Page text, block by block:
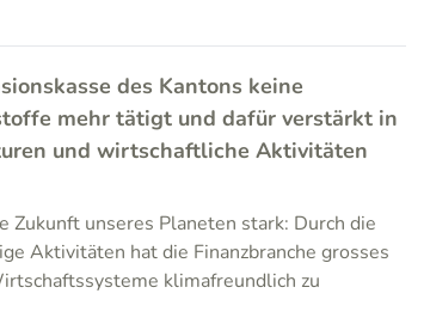
des Kantons keine
mehr tätigt und dafür verstärkt in
und wirtschaftliche Aktivitäten
Zukunft unseres Planeten stark: Durch die
Aktivitäten hat die Finanzbranche grosses
klimafreundlich zu